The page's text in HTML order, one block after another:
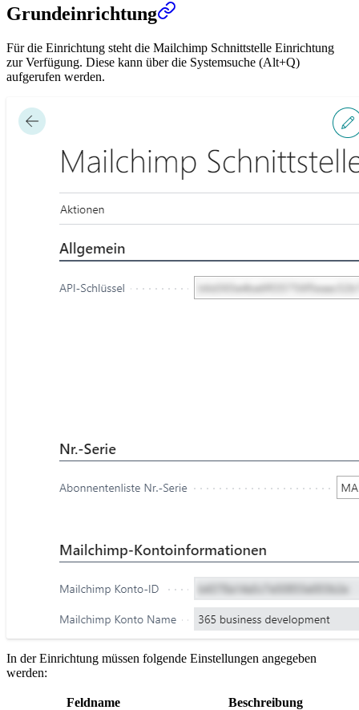
Grundeinrichtung
Für die Einrichtung steht die Mailchimp Schnittstelle Einrichtung
zur Verfügung. Diese kann über die Systemsuche (Alt+Q)
aufgerufen werden.
In der Einrichtung müssen folgende Einstellungen angegeben
werden:
Feldname Beschreibung